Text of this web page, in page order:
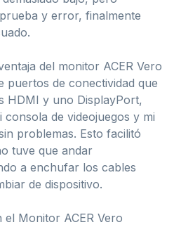
y error, finalmente
del monitor ACER Vero
puertos de conectividad que
HDMI y uno DisplayPort,
de videojuegos y mi
problemas. Esto facilitó
tuve que andar
a enchufar los cables
de dispositivo.
Monitor ACER Vero